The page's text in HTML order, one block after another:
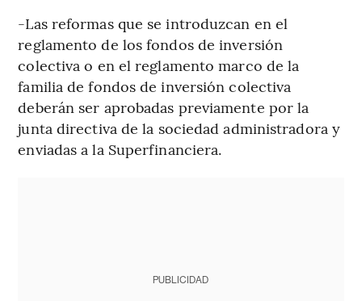
-Las reformas que se introduzcan en el
reglamento de los fondos de inversión
colectiva o en el reglamento marco de la
familia de fondos de inversión colectiva
deberán ser aprobadas previamente por la
junta directiva de la sociedad administradora y
enviadas a la Superfinanciera.
PUBLICIDAD